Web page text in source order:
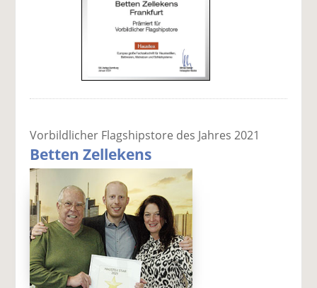
Vorbildlicher Flagshipstore des Jahres 2021
Betten Zellekens